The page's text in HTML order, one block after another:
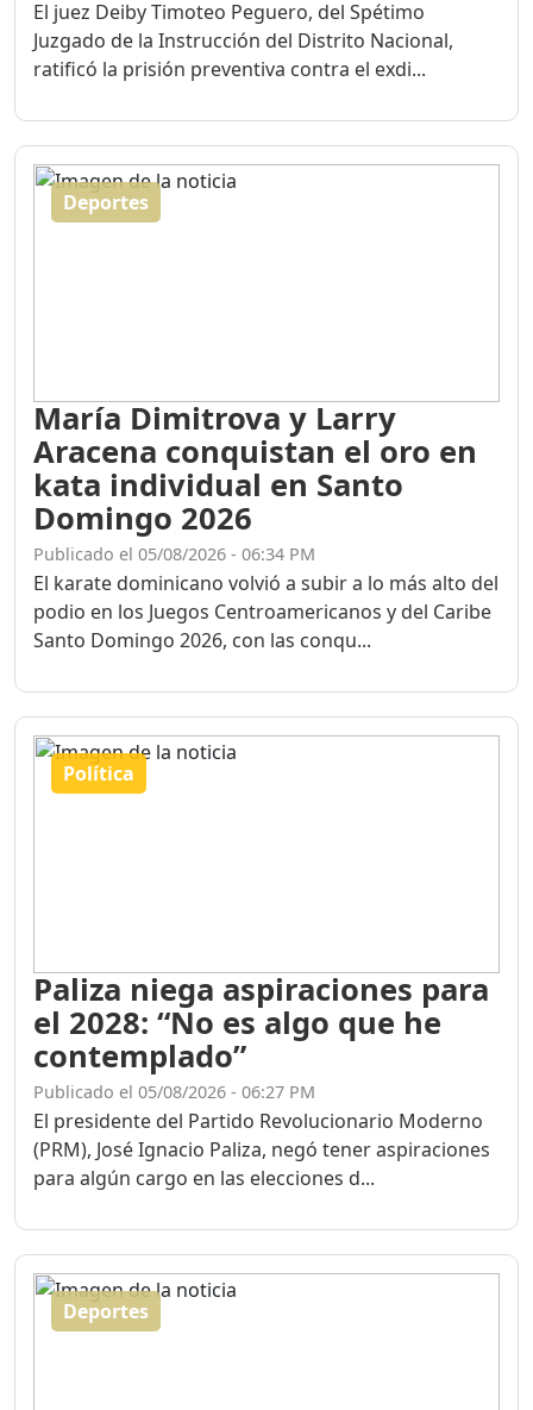
El juez Deiby Timoteo Peguero, del Spétimo
Juzgado de la Instrucción del Distrito Nacional,
ratificó la prisión preventiva contra el exdi...
Deportes
María Dimitrova y Larry
Aracena conquistan el oro en
kata individual en Santo
Domingo 2026
Publicado el 05/08/2026 - 06:34 PM
El karate dominicano volvió a subir a lo más alto del
podio en los Juegos Centroamericanos y del Caribe
Santo Domingo 2026, con las conqu...
Política
Paliza niega aspiraciones para
el 2028: “No es algo que he
contemplado”
Publicado el 05/08/2026 - 06:27 PM
El presidente del Partido Revolucionario Moderno
(PRM), José Ignacio Paliza, negó tener aspiraciones
para algún cargo en las elecciones d...
Deportes